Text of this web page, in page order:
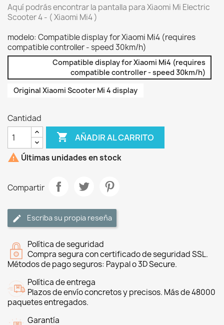
Aquí podrás encontrar la pantalla para Xiaomi Mi Electric
Scooter 4 - ( Xiaomi Mi4 )
modelo: Compatible display for Xiaomi Mi4 (requires
compatible controller - speed 30km/h)
Compatible display for Xiaomi Mi4 (requires
compatible controller - speed 30km/h)
Original Xiaomi Scooter Mi 4 display
Cantidad
 AÑADIR AL CARRITO
 Últimas unidades en stock
Compartir
Escriba su propia reseña
Política de seguridad
Compra segura con certificado de seguridad SSL.
Métodos de pago seguros: Paypal o 3D Secure.
Política de entrega
Plazos de envío concretos y precisos. Más de 48000
paquetes entregados.
Garantía